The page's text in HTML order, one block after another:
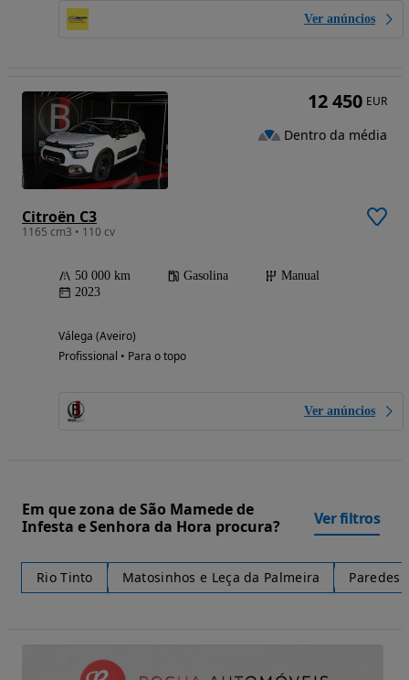
Ver anúncios
Citroën C3
1165 cm3 • 110 cv
50 000 km Gasolina
Manual
2023
Válega (Aveiro)
Profissional • Para o topo
Ver anúncios
12 450 EUR
Dentro da média
Em que zona de São Mamede de
Infesta e Senhora da Hora procura?
Ver filtros
Rio Tinto Matosinhos e Leça da Palmeira Paredes